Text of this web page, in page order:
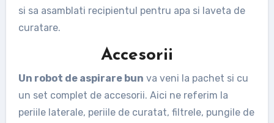
si sa asamblati recipientul pentru apa si laveta de
curatare.
Accesorii
Un robot de aspirare bun va veni la pachet si cu
un set complet de accesorii. Aici ne referim la
periile laterale, periile de curatat, filtrele, pungile de